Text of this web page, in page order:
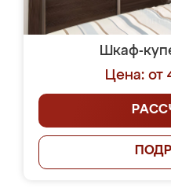
Шкаф-
Цена: от